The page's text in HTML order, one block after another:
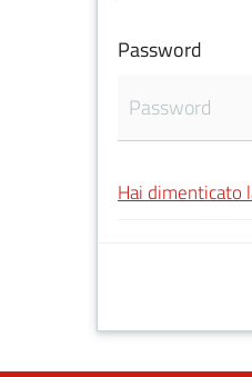
Password
Hai dimenticato